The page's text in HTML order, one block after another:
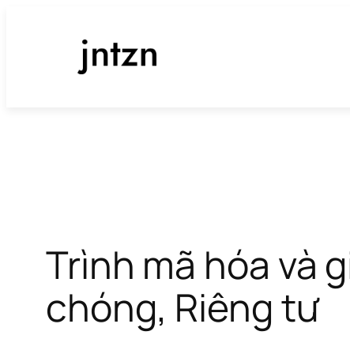
Trình mã hóa và
chóng, Riêng tư